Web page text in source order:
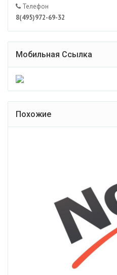
Телефон
8(495)972-69-32
Мобильная Ссылка
Похожие